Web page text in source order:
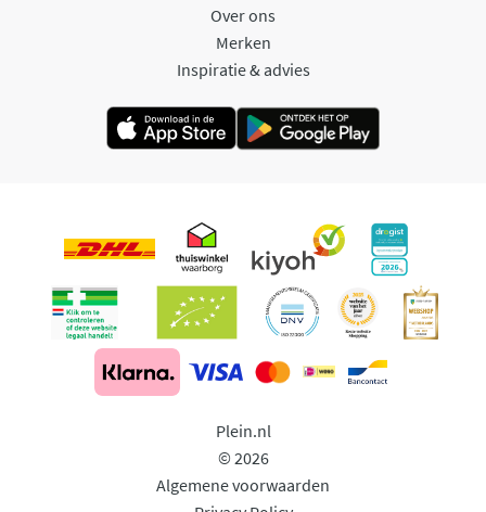
Over ons
Merken
Inspiratie & advies
Plein.nl
© 2026
Algemene voorwaarden